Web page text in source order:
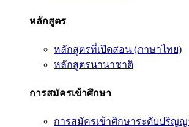
หลักสูตร
หลักสูตรที่เปิดสอน (ภาษาไทย)
หลักสูตรนานาชาติ
การสมัครเข้าศึกษา
การสมัครเข้าศึกษาระดับปริญ